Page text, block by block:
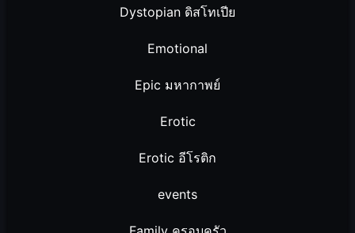
Dystopian ดิสโทเปีย
Emotional
Epic มหากาพย์
Erotic
Erotic อีโรติก
events